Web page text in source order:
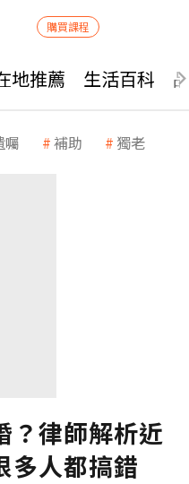
購買課程
地推薦 生活百科
囑 補助 獨老
？律師解析近
多人都搞錯